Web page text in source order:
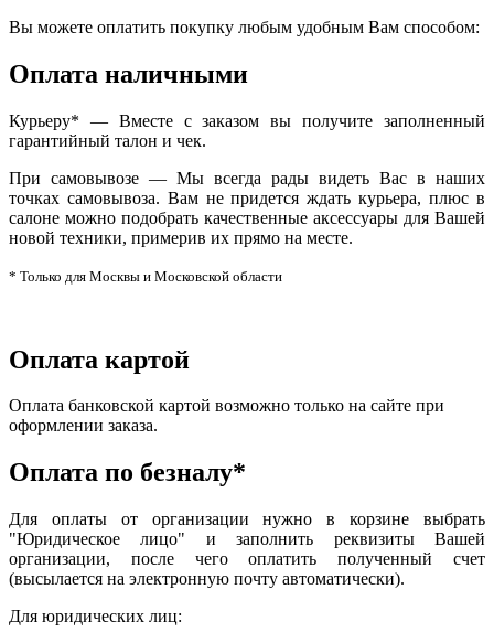
Вы можете оплатить покупку любым удобным Вам способом:
Оплата наличными
Курьеру* — Вместе с заказом вы получите заполненный
гарантийный талон и чек.
При самовывозе — Мы всегда рады видеть Вас в наших
точках самовывоза. Вам не придется ждать курьера, плюс в
салоне можно подобрать качественные аксессуары для Вашей
новой техники, примерив их прямо на месте.
* Только для Москвы и Московской области
Оплата картой
Оплата банковской картой возможно только на сайте при
оформлении заказа.
Оплата по безналу*
Для оплаты от организации нужно в корзине выбрать
"Юридическое лицо" и заполнить реквизиты Вашей
организации, после чего оплатить полученный счет
(высылается на электронную почту автоматически).
Для юридических лиц: